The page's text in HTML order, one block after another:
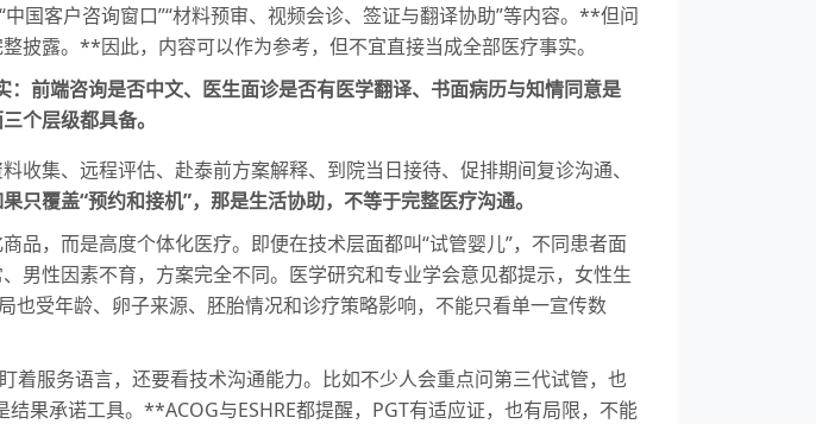
国客户咨询窗口”“材料预审、视频会诊、签证与翻译协助”等内容。**但问
披露。**因此，内容可以作为参考，但不宜直接当成全部医疗事实。
前端咨询是否中文、医生面诊是否有医学翻译、书面病历与知情同意是
个层级都具备。
集、远程评估、赴泰前方案解释、到院当日接待、促排期间复诊沟通、
只覆盖“预约和接机”，那是生活协助，不等于完整医疗沟通。
，而是高度个体化医疗。即便在技术层面都叫“试管婴儿”，不同患者面
男性因素不育，方案完全不同。医学研究和专业学会意见都提示，女性生
受年龄、卵子来源、胚胎情况和诊疗策略影响，不能只看单一宣传数
着服务语言，还要看技术沟通能力。比如不少人会重点问第三代试管，也
果承诺工具。**ACOG与ESHRE都提醒，PGT有适应证，也有局限，不能